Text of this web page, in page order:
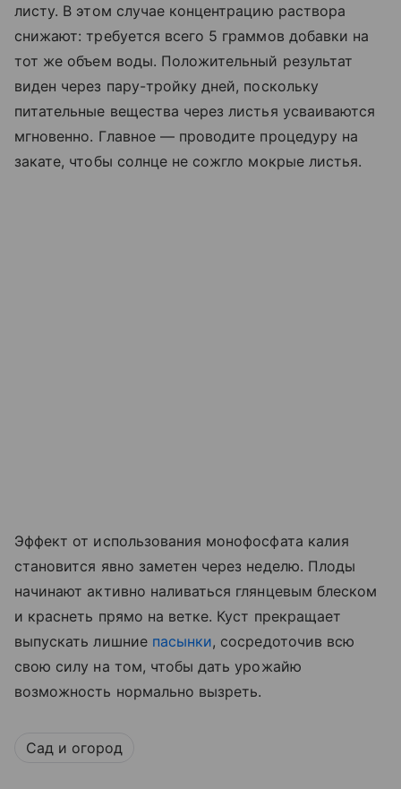
листу. В этом случае концентрацию раствора
снижают: требуется всего 5 граммов добавки на
тот же объем воды. Положительный результат
виден через пару-тройку дней, поскольку
питательные вещества через листья усваиваются
мгновенно. Главное — проводите процедуру на
закате, чтобы солнце не сожгло мокрые листья.
Эффект от использования монофосфата калия
становится явно заметен через неделю. Плоды
начинают активно наливаться глянцевым блеском
и краснеть прямо на ветке. Куст прекращает
выпускать лишние пасынки, сосредоточив всю
свою силу на том, чтобы дать урожайю
возможность нормально вызреть.
Сад и огород